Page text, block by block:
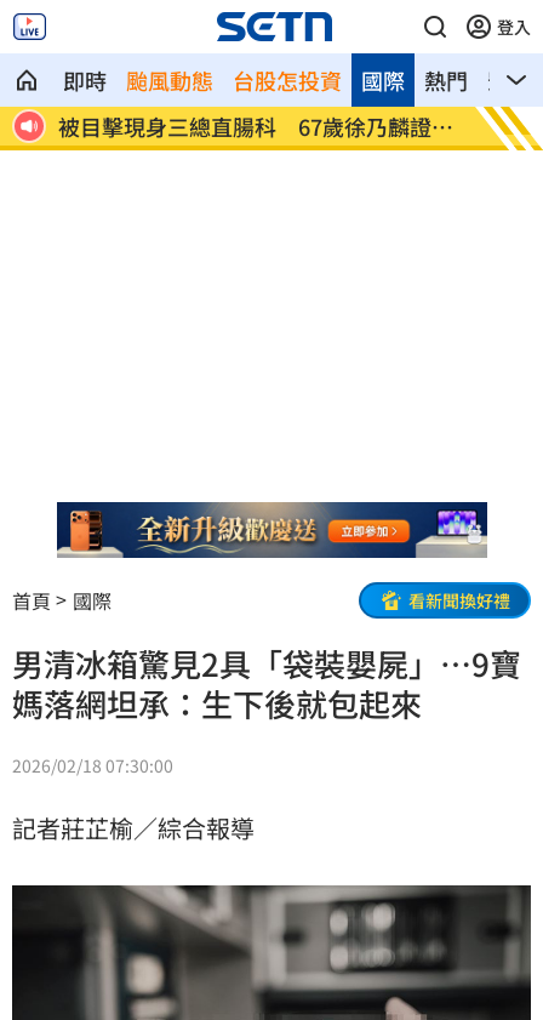
登入
即時 颱風動態 台股怎投資 熱門 影音
國際
實
南澳住宅火警2童自行逃生 消防救受困狗
高雄
置
首頁 國際 看新聞換好禮
男清冰箱驚見2具「袋裝嬰屍」…9寶
媽落網坦承：生下後就包起來
2026/02/18 07:30:00
記者莊芷榆／綜合報導